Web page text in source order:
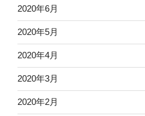
2020年6月
2020年5月
2020年4月
2020年3月
2020年2月